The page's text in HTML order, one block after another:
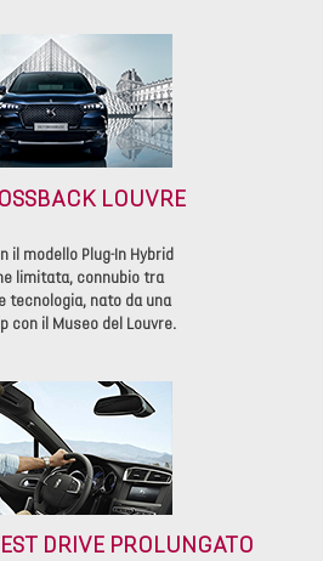
LOUVRE
il modello Plug-In Hybrid
limitata, connubio tra
tecnologia, nato da una
con il Museo del Louvre.
DRIVE PROLUNGATO